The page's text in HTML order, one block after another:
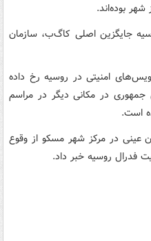
بوده‌اند.
جایگزین اصلی کاگ‌ب، سازمان
امنیتی در روسیه رخ داده
در مکانی دیگر در مراسم
است.
عینی در مرکز شهر مسکو از وقوع
فدرال روسیه خبر داد.